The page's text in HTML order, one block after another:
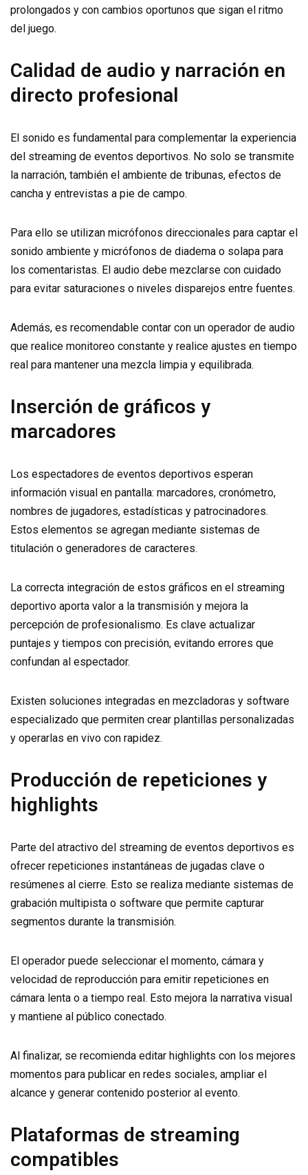
prolongados y con cambios oportunos que sigan el ritmo
del juego.
Calidad de audio y narración en
directo profesional
El sonido es fundamental para complementar la experiencia
del streaming de eventos deportivos. No solo se transmite
la narración, también el ambiente de tribunas, efectos de
cancha y entrevistas a pie de campo.
Para ello se utilizan micrófonos direccionales para captar el
sonido ambiente y micrófonos de diadema o solapa para
los comentaristas. El audio debe mezclarse con cuidado
para evitar saturaciones o niveles disparejos entre fuentes.
Además, es recomendable contar con un operador de audio
que realice monitoreo constante y realice ajustes en tiempo
real para mantener una mezcla limpia y equilibrada.
Inserción de gráficos y
marcadores
Los espectadores de eventos deportivos esperan
información visual en pantalla: marcadores, cronómetro,
nombres de jugadores, estadísticas y patrocinadores.
Estos elementos se agregan mediante sistemas de
titulación o generadores de caracteres.
La correcta integración de estos gráficos en el streaming
deportivo aporta valor a la transmisión y mejora la
percepción de profesionalismo. Es clave actualizar
puntajes y tiempos con precisión, evitando errores que
confundan al espectador.
Existen soluciones integradas en mezcladoras y software
especializado que permiten crear plantillas personalizadas
y operarlas en vivo con rapidez.
Producción de repeticiones y
highlights
Parte del atractivo del streaming de eventos deportivos es
ofrecer repeticiones instantáneas de jugadas clave o
resúmenes al cierre. Esto se realiza mediante sistemas de
grabación multipista o software que permite capturar
segmentos durante la transmisión.
El operador puede seleccionar el momento, cámara y
velocidad de reproducción para emitir repeticiones en
cámara lenta o a tiempo real. Esto mejora la narrativa visual
y mantiene al público conectado.
Al finalizar, se recomienda editar highlights con los mejores
momentos para publicar en redes sociales, ampliar el
alcance y generar contenido posterior al evento.
Plataformas de streaming
compatibles